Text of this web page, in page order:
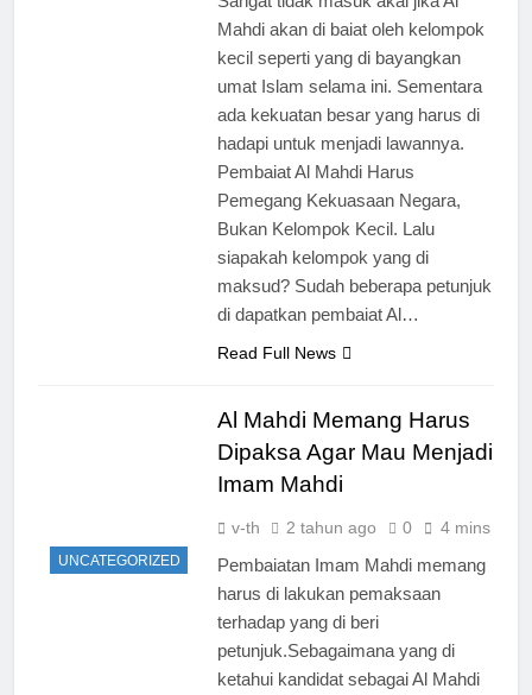
Ada Batas Waktu
(Kesempatan) untuk
Uzlah : “ Panggilan
Pulang ke Tanah
Uzlah Sebelum
Pukul Sepuluh.”
Kepemimpinan
Nusantara: Prabowo
Lengser, kang Diki
Candra Sang Satrio
Piningit Tampil di
Panggung Sejarah
2 Hari Ago
Pengumuman
Terbuka Tentang
Mimpi Sdr Julian :
Isyarat akan
Dibacakan Pesan
Baru di Tengah
Jemaah
2 Hari Ago
Allah ﷻ Telah
Menyiapkan “Gua
Ashabul Kahfi” Akhir
Zaman Bagi Para
Helper Muhammad
Tangan Muhammad
Qasim, Dengan 7
Tokoh Inti Sebagai
Porosnya dan Hanya
yang Diijinkan
3 Hari Ago
Mahdi akan di baiat oleh kelompok
kecil seperti yang di bayangkan
umat Islam selama ini. Sementara
ada kekuatan besar yang harus di
hadapi untuk menjadi lawannya.
Pembaiat Al Mahdi Harus
Pemegang Kekuasaan Negara,
Bukan Kelompok Kecil. Lalu
siapakah kelompok yang di
maksud? Sudah beberapa petunjuk
di dapatkan pembaiat Al…
Read Full News
UNCATEGORIZED
Al Mahdi Memang Harus
Dipaksa Agar Mau Menjadi
Imam Mahdi
v-th 2 tahun ago 0 4 mins
Pembaiatan Imam Mahdi memang
harus di lakukan pemaksaan
terhadap yang di beri
petunjuk.Sebagaimana yang di
ketahui kandidat sebagai Al Mahdi